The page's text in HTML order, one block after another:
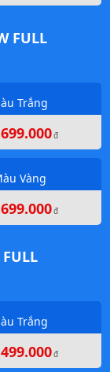
FULL
Trắng
đ
Vàng
đ
Trắng
đ